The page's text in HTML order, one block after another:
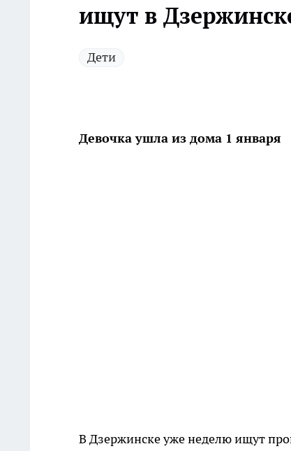
ищут в
Дети
Девочка ушла из дома 1 января
В Дзержинске уже неделю ищут